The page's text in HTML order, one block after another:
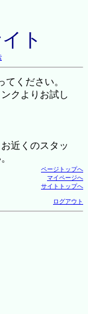
ト
てください。
クよりお試し
近くのスタッ
ページトップへ
マイページへ
サイトトップへ
ログアウト